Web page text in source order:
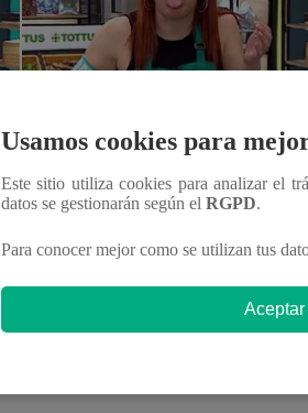
Usamos cookies para
Este sitio utiliza cookies para analizar el
datos se gestionarán según el RGPD.
Para conocer mejor como se utilizan tus